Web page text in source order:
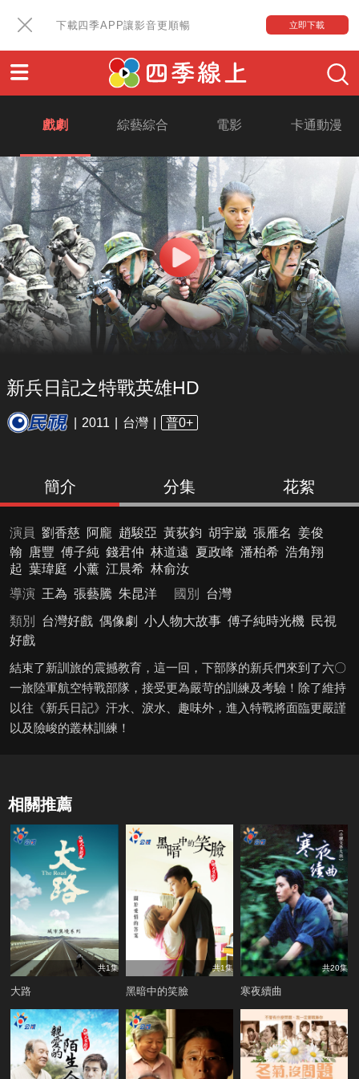
下載四季APP讓影音更順暢 立即下載
戲劇 綜藝綜合 電影 卡通動漫
新兵日記之特戰英雄HD
2011 台灣 普0+
簡介 分集 花絮
演員 劉香慈 阿龐 趙駿亞 黃荻鈞 胡宇崴 張雁名
姜俊
翰 唐豐 傅子純 錢君仲 林道遠 夏政峰 潘柏希 浩角翔
起 葉瑋庭 小薰 江晨希 林俞汝
導演 王為 張藝騰 朱昆洋 國別
台灣
類別
台灣好戲 偶像劇 小人物大故事 傅子純時光機 民視
好戲
結束了新訓旅的震撼教育，這一回，下部隊的新兵們來到了六〇
一旅陸軍航空特戰部隊，接受更為嚴苛的訓練及考驗！除了維持
以往《新兵日記》汗水、淚水、趣味外，進入特戰將面臨更嚴謹
以及險峻的叢林訓練！
相關推薦
共1集
大路
共1集
黑暗中的笑臉
共20集
寒夜續曲